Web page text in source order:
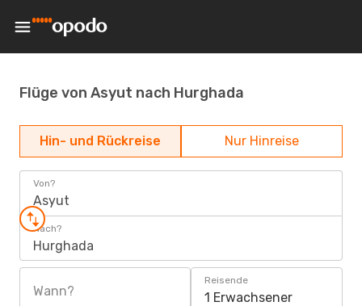
Flüge von Asyut nach Hurghada
Hin- und Rückreise Nur Hinreise
Von?
Asyut
Nach?
Hurghada
Wann?
Reisende
1 Erwachsener